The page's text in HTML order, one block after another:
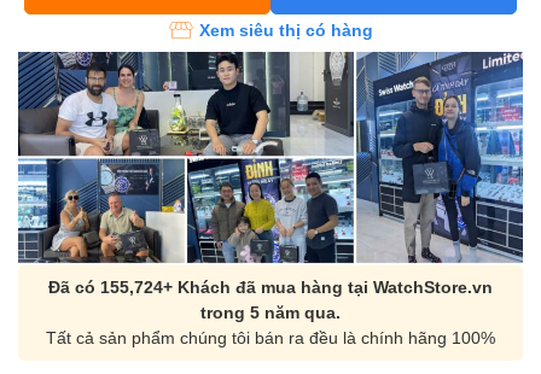
Xem siêu thị có hàng
Đã có 155,724+ Khách đã mua hàng tại WatchStore.vn
trong 5 năm qua.
Tất cả sản phẩm chúng tôi bán ra đều là chính hãng 100%